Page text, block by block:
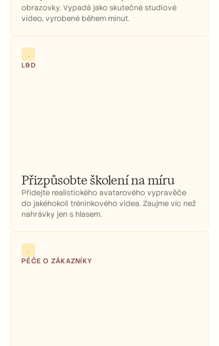
obrazovky. Vypadá jako skutečné studiové
video, vyrobené během minut.
L&D
Přizpůsobte školení na míru
Přidejte realistického avatarového vypravěče
do jakéhokoli tréninkového videa. Zaujme víc než
nahrávky jen s hlasem.
PÉČE O ZÁKAZNÍKY